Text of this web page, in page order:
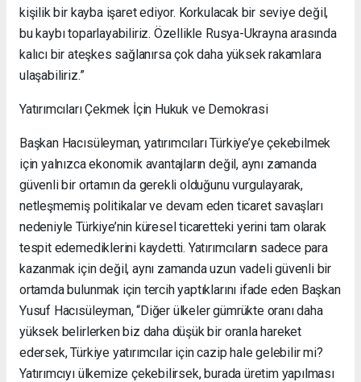
kişilik bir kayba işaret ediyor. Korkulacak bir seviye değil,
bu kaybı toparlayabiliriz. Özellikle Rusya-Ukrayna arasında
kalıcı bir ateşkes sağlanırsa çok daha yüksek rakamlara
ulaşabiliriz.”
Yatırımcıları Çekmek İçin Hukuk ve Demokrasi
Başkan Hacısüleyman, yatırımcıları Türkiye’ye çekebilmek
için yalnızca ekonomik avantajların değil, aynı zamanda
güvenli bir ortamın da gerekli olduğunu vurgulayarak,
netleşmemiş politikalar ve devam eden ticaret savaşları
nedeniyle Türkiye’nin küresel ticaretteki yerini tam olarak
tespit edemediklerini kaydetti. Yatırımcıların sadece para
kazanmak için değil, aynı zamanda uzun vadeli güvenli bir
ortamda bulunmak için tercih yaptıklarını ifade eden Başkan
Yusuf Hacısüleyman, “Diğer ülkeler gümrükte oranı daha
yüksek belirlerken biz daha düşük bir oranla hareket
edersek, Türkiye yatırımcılar için cazip hale gelebilir mi?
Yatırımcıyı ülkemize çekebilirsek, burada üretim yapılması